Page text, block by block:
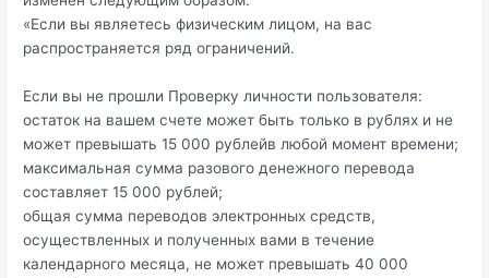
«Если вы являетесь физическим лицом, на вас
распространяется ряд ограничений.
Если вы не прошли Проверку личности пользователя:
остаток на вашем счете может быть только в рублях и не
может превышать 15 000 рублейв любой момент времени;
максимальная сумма разового денежного перевода
составляет 15 000 рублей;
общая сумма переводов электронных средств,
осуществленных и полученных вами в течение
календарного месяца, не может превышать 40 000